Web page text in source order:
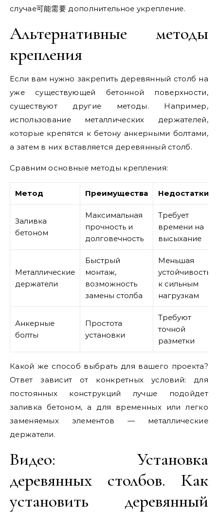
случае可能需要 дополнительное укрепление.
Альтернативные методы
крепления
Если вам нужно закрепить деревянный столб на
уже существующей бетонной поверхности,
существуют другие методы. Например,
использование металлических держателей,
которые крепятся к бетону анкерными болтами,
а затем в них вставляется деревянный столб.
Сравним основные методы крепления:
Метод Преимущества Недостатки
Заливка
бетоном
Максимальная
прочность и
долговечность
Требует
времени на
высыхание
Металлические
держатели
Быстрый
монтаж,
возможность
замены столба
Меньшая
устойчивость
к сильным
нагрузкам
Анкерные
болты
Простота
установки
Требуют
точной
разметки
Какой же способ выбрать для вашего проекта?
Ответ зависит от конкретных условий: для
постоянных конструкций лучше подойдет
заливка бетоном, а для временных или легко
заменяемых элементов — металлические
держатели.
Видео: Установка
деревянных столбов. Как
установить деревянный